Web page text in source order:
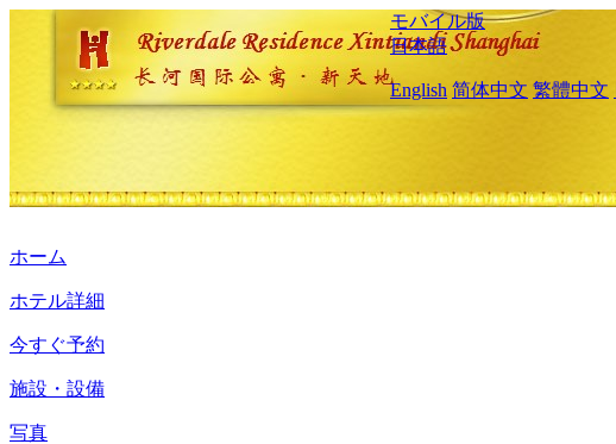
モバイル版
日本語
English 简体中文 繁體中文
ホーム
ホテル詳細
今すぐ予約
施設・設備
写真